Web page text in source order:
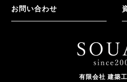
お問い合わせ
有限会社 建築